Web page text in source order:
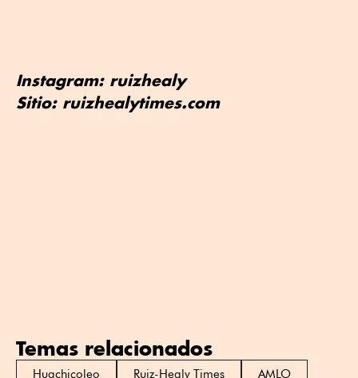
Instagram: ruizhealy
Sitio: ruizhealytimes.com
Temas relacionados
Huachicoleo Ruiz-Healy Times
AMLO